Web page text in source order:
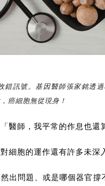
錯訊號。基因醫師張家銘透
癌細胞無從現身！
醫師，我平常的作息也還
細胞的運作還有許多未深
出問題、或是哪個器官